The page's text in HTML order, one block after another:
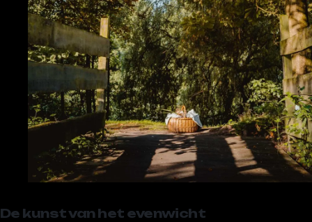
De kunst van het evenwicht